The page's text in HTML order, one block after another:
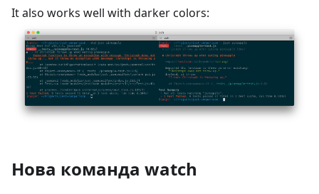
It also works well with darker colors:
Нова команда watch